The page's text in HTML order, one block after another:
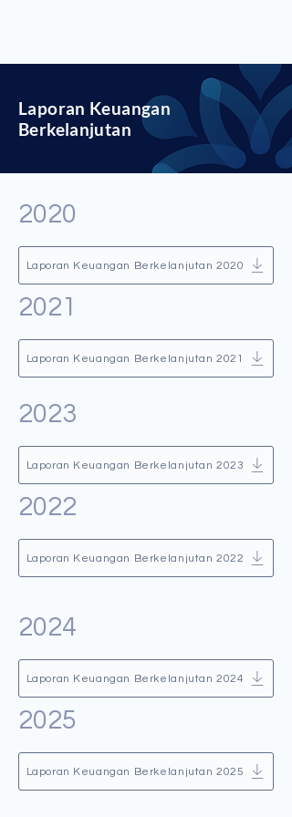
Laporan Keuangan
Berkelanjutan
2020
Laporan Keuangan Berkelanjutan 2020
2021
Laporan Keuangan Berkelanjutan 2021
2023
Laporan Keuangan Berkelanjutan 2023
2022
Laporan Keuangan Berkelanjutan 2022
2024
Laporan Keuangan Berkelanjutan 2024
2025
Laporan Keuangan Berkelanjutan 2025